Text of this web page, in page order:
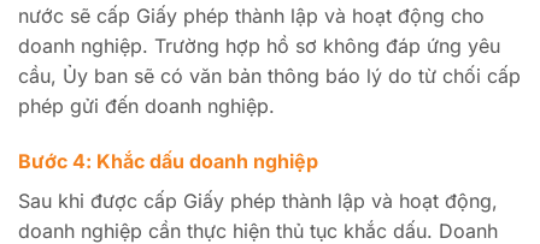
nước sẽ cấp Giấy phép thành lập và hoạt động cho
doanh nghiệp. Trường hợp hồ sơ không đáp ứng yêu
cầu, Ủy ban sẽ có văn bản thông báo lý do từ chối cấp
phép gửi đến doanh nghiệp.
Bước 4: Khắc dấu doanh nghiệp
Sau khi được cấp Giấy phép thành lập và hoạt động,
doanh nghiệp cần thực hiện thủ tục khắc dấu. Doanh